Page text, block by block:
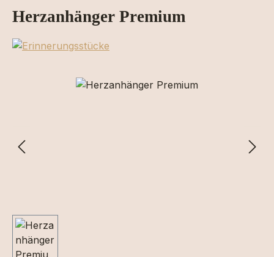
Herzanhänger Premium
Bildergalerie überspringen